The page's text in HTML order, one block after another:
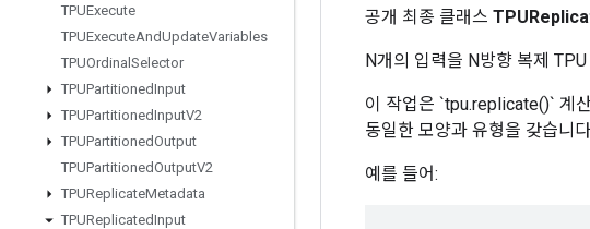
TPUExecute
TPUExecuteAndUpdateVariables
TPUOrdinal Selector
TPUPartitionedInput
TPUPartitionedInputV2
TPUPartitionedOutput
TPUPartitionedOutputV2
TPUReplicateMetadata
TPUReplicatedInput
공개 최종 클래스
N개의 입력을 N방향 복제
이 작업은 `tpu.replicate()` 계
동일한 모양과 유형을 갖습니
예를 들어: